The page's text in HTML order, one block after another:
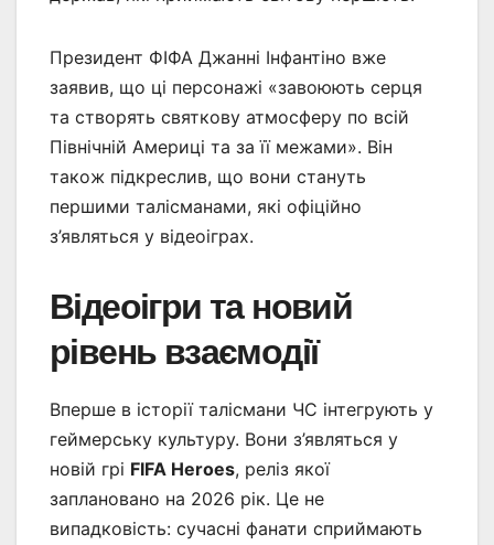
Президент ФІФА Джанні Інфантіно вже
заявив, що ці персонажі «завоюють серця
та створять святкову атмосферу по всій
Північній Америці та за її межами». Він
також підкреслив, що вони стануть
першими талісманами, які офіційно
з’являться у відеоіграх.
Відеоігри та новий
рівень взаємодії
Вперше в історії талісмани ЧС інтегрують у
геймерську культуру. Вони з’являться у
новій грі FIFA Heroes, реліз якої
заплановано на 2026 рік. Це не
випадковість: сучасні фанати сприймають